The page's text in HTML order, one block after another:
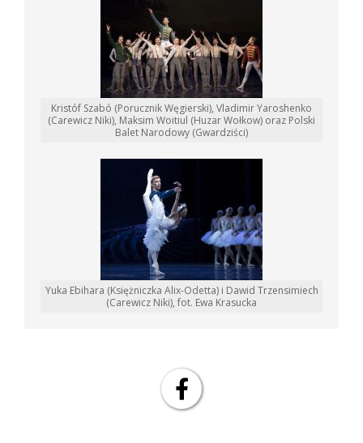
Kristóf Szabó (Porucznik Węgierski), Vladimir Yaroshenko
(Carewicz Niki), Maksim Woitiul (Huzar Wołkow) oraz Polski
Balet Narodowy (Gwardziści)
Yuka Ebihara (Księżniczka Alix-Odetta) i Dawid Trzensimiech
(Carewicz Niki), fot. Ewa Krasucka